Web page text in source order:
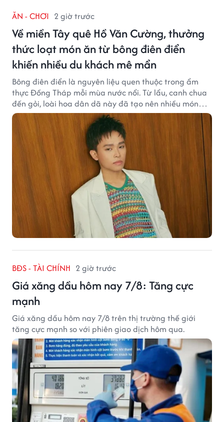
ĂN - CHƠI 2 giờ trước
Về miền Tây quê Hồ Văn Cường, thưởng
thức loạt món ăn từ bông điên điển
khiến nhiều du khách mê mẩn
Bông điên điển là nguyên liệu quen thuộc trong ẩm
thực Đồng Tháp mỗi mùa nước nổi. Từ lẩu, canh chua
đến gỏi, loài hoa dân dã này đã tạo nên nhiều món
ngon khiến du khách khó quên.
BĐS - TÀI CHÍNH 2 giờ trước
Giá xăng dầu hôm nay 7/8: Tăng cực
mạnh
Giá xăng dầu hôm nay 7/8 trên thị trường thế giới
tăng cực mạnh so với phiên giao dịch hôm qua.